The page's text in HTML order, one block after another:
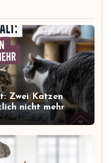
Zwei Katzen
nicht mehr